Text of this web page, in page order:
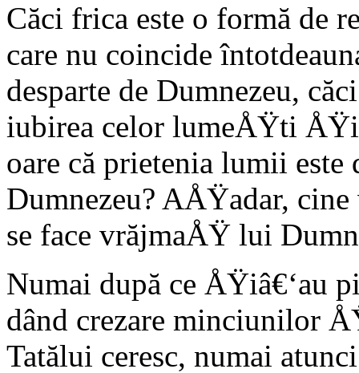
Căci frica este o formă de
care nu coincide
desparte de Dumnezeu,
iubirea celor lumeÅŸti
oare că prietenia lumii
Dumnezeu? AÅŸadar,
se face vrăjmaÅŸ lui
Numai după ce ÅŸiâ€‘au
dând crezare minciunilor
Tatălui ceresc, numai